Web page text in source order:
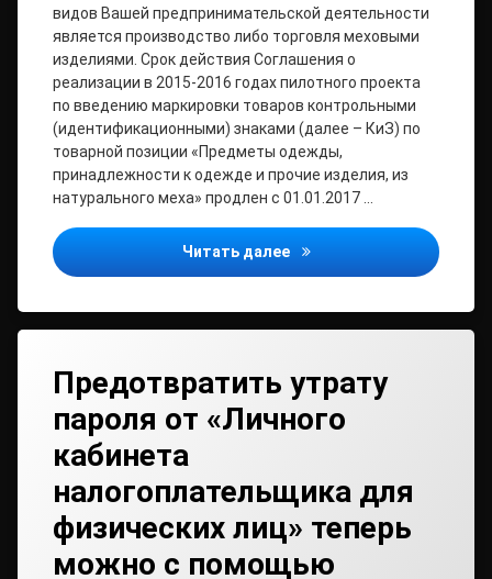
видов Вашей предпринимательской деятельности
является производство либо торговля меховыми
изделиями. Срок действия Соглашения о
реализации в 2015-2016 годах пилотного проекта
по введению маркировки товаров контрольными
(идентификационными) знаками (далее – КиЗ) по
товарной позиции «Предметы одежды,
принадлежности к одежде и прочие изделия, из
натурального меха» продлен с 01.01.2017 …
Читать далее Уважаемые
Предотвратить утрату
пароля от «Личного
кабинета
налогоплательщика для
физических лиц» теперь
можно с помощью